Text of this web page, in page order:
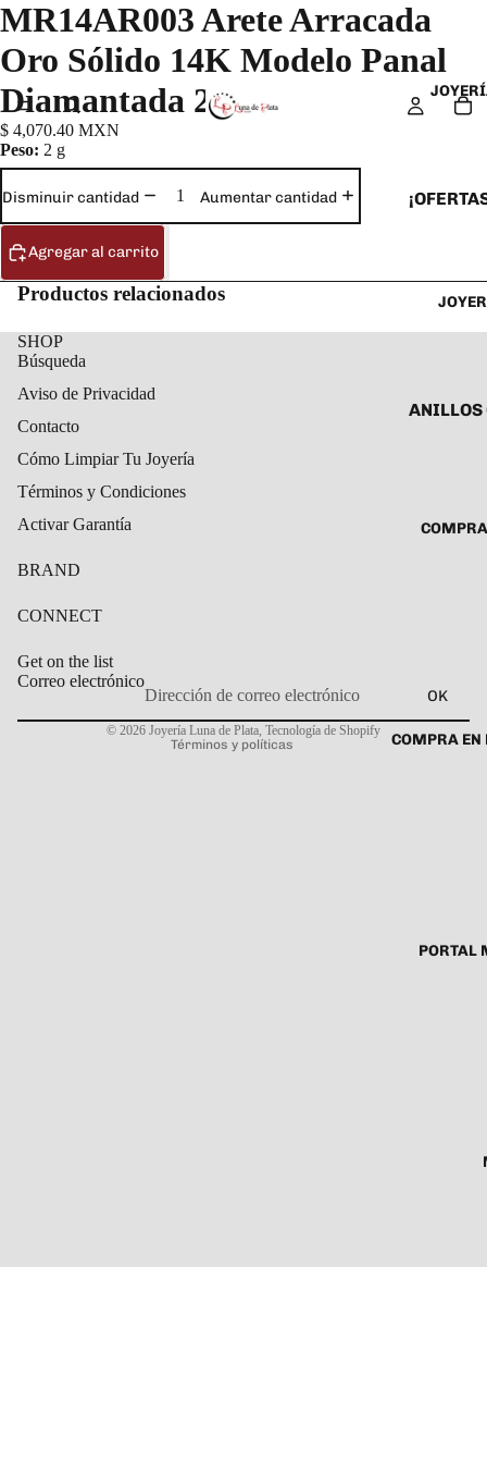
SET DE
ANILLOS
COMPRA EN
PORTAL
MR14AR003 Arete Arracada
Oro Sólido 14K Modelo Panal
Diamantada 2 cm
$ 4,070.40 MXN
Peso: 2 g
Disminuir cantidad Aumentar cantidad
Agregar al carrito
Productos relacionados
SHOP
Búsqueda
Aviso de Privacidad
Contacto
Cómo Limpiar Tu Joyería
Términos y Condiciones
Activar Garantía
BRAND
CONNECT
Get on the list
Correo electrónico
OK
© 2026 Joyería Luna de Plata Tecnología de Shopify
Términos y políticas
Política de privacidad